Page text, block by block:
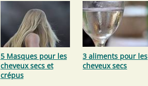
5 Masques pour les
cheveux secs et
crépus
3 aliments pour les
cheveux secs